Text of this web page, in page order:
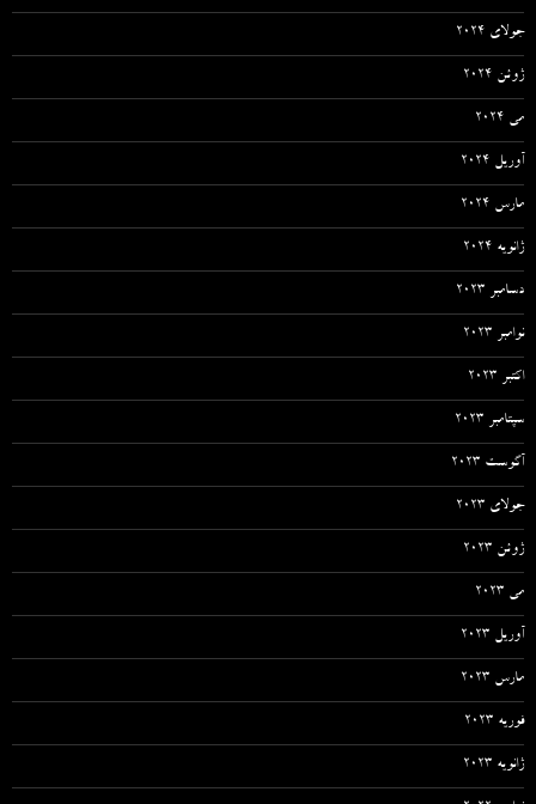
جولای 2024
ژوئن 2024
می 2024
آوریل 2024
مارس 2024
ژانویه 2024
دسامبر 2023
نوامبر 2023
اکتبر 2023
سپتامبر 2023
آگوست 2023
جولای 2023
ژوئن 2023
می 2023
آوریل 2023
مارس 2023
فوریه 2023
ژانویه 2023